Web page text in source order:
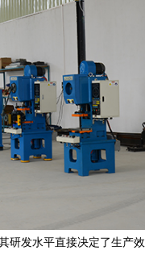
研发水平直接决定了生产效